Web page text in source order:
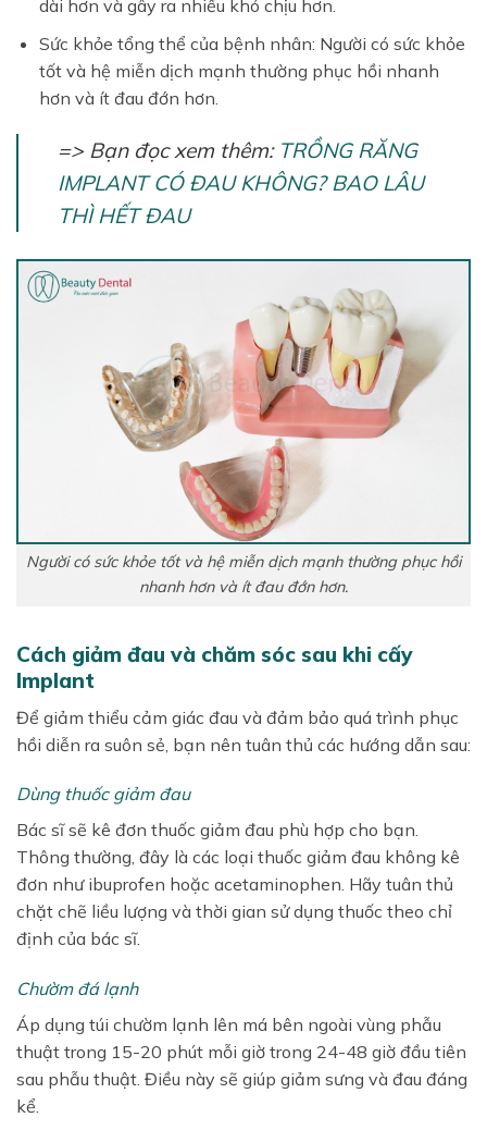
dài hơn và gây ra nhiều khó chịu hơn.
Sức khỏe tổng thể của bệnh nhân: Người có sức khỏe
tốt và hệ miễn dịch mạnh thường phục hồi nhanh
hơn và ít đau đớn hơn.
=> Bạn đọc xem thêm: TRỒNG RĂNG
IMPLANT CÓ ĐAU KHÔNG? BAO LÂU
THÌ HẾT ĐAU
Người có sức khỏe tốt và hệ miễn dịch mạnh thường phục hồi
nhanh hơn và ít đau đớn hơn.
Cách giảm đau và chăm sóc sau khi cấy
Implant
Để giảm thiểu cảm giác đau và đảm bảo quá trình phục
hồi diễn ra suôn sẻ, bạn nên tuân thủ các hướng dẫn sau:
Dùng thuốc giảm đau
Bác sĩ sẽ kê đơn thuốc giảm đau phù hợp cho bạn.
Thông thường, đây là các loại thuốc giảm đau không kê
đơn như ibuprofen hoặc acetaminophen. Hãy tuân thủ
chặt chẽ liều lượng và thời gian sử dụng thuốc theo chỉ
định của bác sĩ.
Chườm đá lạnh
Áp dụng túi chườm lạnh lên má bên ngoài vùng phẫu
thuật trong 15-20 phút mỗi giờ trong 24-48 giờ đầu tiên
sau phẫu thuật. Điều này sẽ giúp giảm sưng và đau đáng
kể.